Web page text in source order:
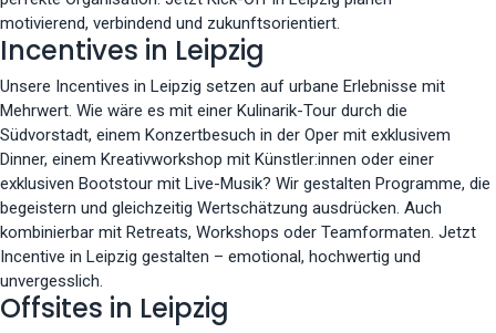
motivierend, verbindend und zukunftsorientiert.
Incentives in Leipzig
Unsere Incentives in Leipzig setzen auf urbane Erlebnisse mit
Mehrwert. Wie wäre es mit einer Kulinarik-Tour durch die
Südvorstadt, einem Konzertbesuch in der Oper mit exklusivem
Dinner, einem Kreativworkshop mit Künstler:innen oder einer
exklusiven Bootstour mit Live-Musik? Wir gestalten Programme, die
begeistern und gleichzeitig Wertschätzung ausdrücken. Auch
kombinierbar mit Retreats, Workshops oder Teamformaten. Jetzt
Incentive in Leipzig gestalten – emotional, hochwertig und
unvergesslich.
Offsites in Leipzig